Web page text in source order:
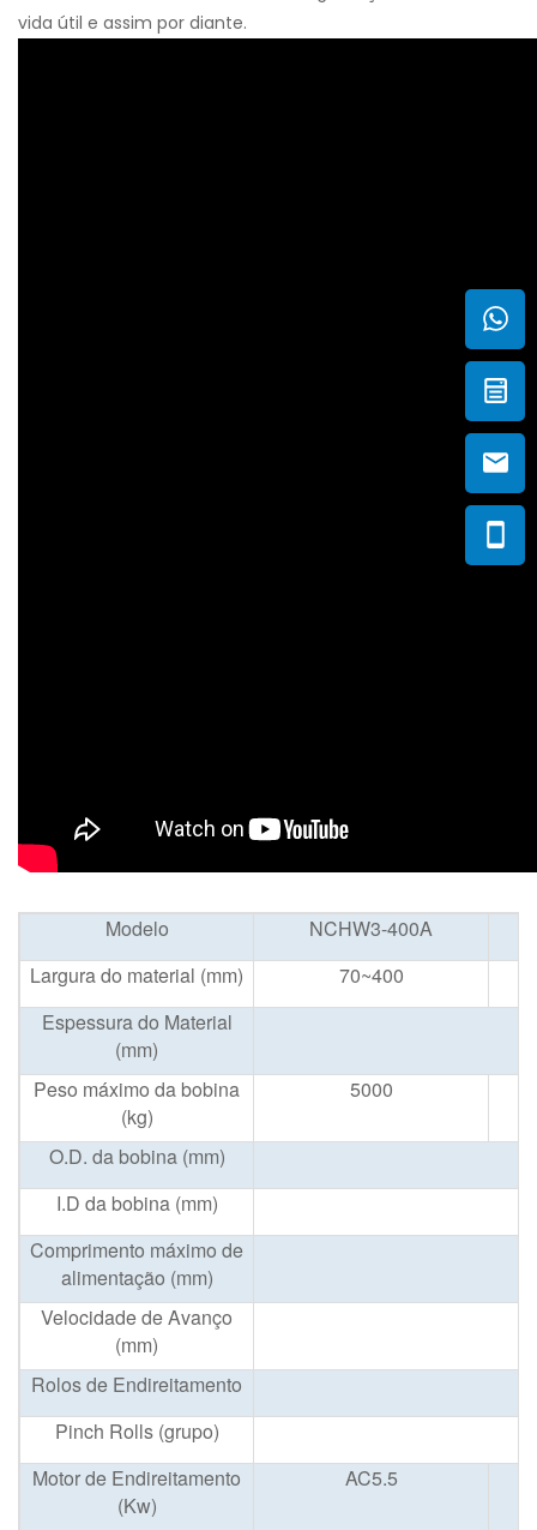
vida útil e assim por diante.
Modelo
NCHW3-400A
Largura do material (mm)
70~400
Espessura do Material
(mm)
Peso máximo da bobina
(kg)
5000
O.D. da bobina (mm)
I.D da bobina (mm)
Comprimento máximo de
alimentação (mm)
Velocidade de Avanço
(mm)
Rolos de Endireitamento
Pinch Rolls (grupo)
Motor de Endireitamento
(Kw)
AC5.5